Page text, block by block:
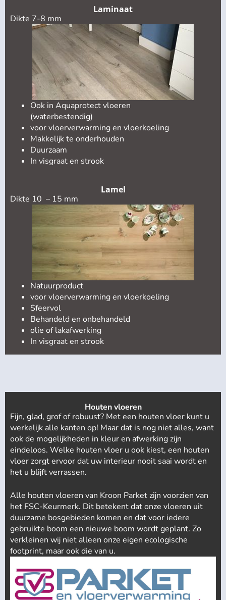
Laminaat
Dikte 7-8 mm
Ook in Aquaprotect vloeren
(waterbestendig)
voor vloerverwarming en vloerkoeling
Makkelijk te onderhouden
Duurzaam
In visgraat en strook
Lamel
Dikte 10 – 15 mm
Natuurproduct
voor vloerverwarming en vloerkoeling
Sfeervol
Behandeld en onbehandeld
olie of lakafwerking
In visgraat en strook
Houten vloeren
Fijn, glad, grof of robuust? Met een houten vloer kunt u
werkelijk alle kanten op! Maar dat is nog niet alles, want
ook de mogelijkheden in kleur en afwerking zijn
eindeloos. Welke houten vloer u ook kiest, een houten
vloer zorgt ervoor dat uw interieur nooit saai wordt en
het u blijft verrassen.
Alle houten vloeren van Kroon Parket zijn voorzien van
het FSC-Keurmerk. Dit betekent dat onze vloeren uit
duurzame bosgebieden komen en dat voor iedere
gebruikte boom een nieuwe boom wordt geplant. Zo
verkleinen wij niet alleen onze eigen ecologische
footprint, maar ook die van u.